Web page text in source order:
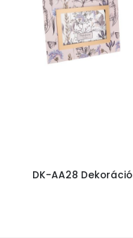
DK-AA28 Dekoráció